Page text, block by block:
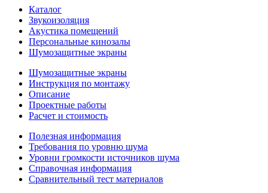
Каталог
Звукоизоляция
Акустика помещений
Персональные кинозалы
Шумозащитные экраны
Шумозащитные экраны
Инструкция по монтажу
Описание
Проектные работы
Расчет и стоимость
Полезная информация
Требования по уровню шума
Уровни громкости источников шума
Справочная информация
Сравнительный тест материалов